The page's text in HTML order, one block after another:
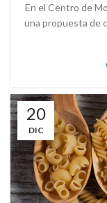
En el Centro de
una propuesta de
20
DIC